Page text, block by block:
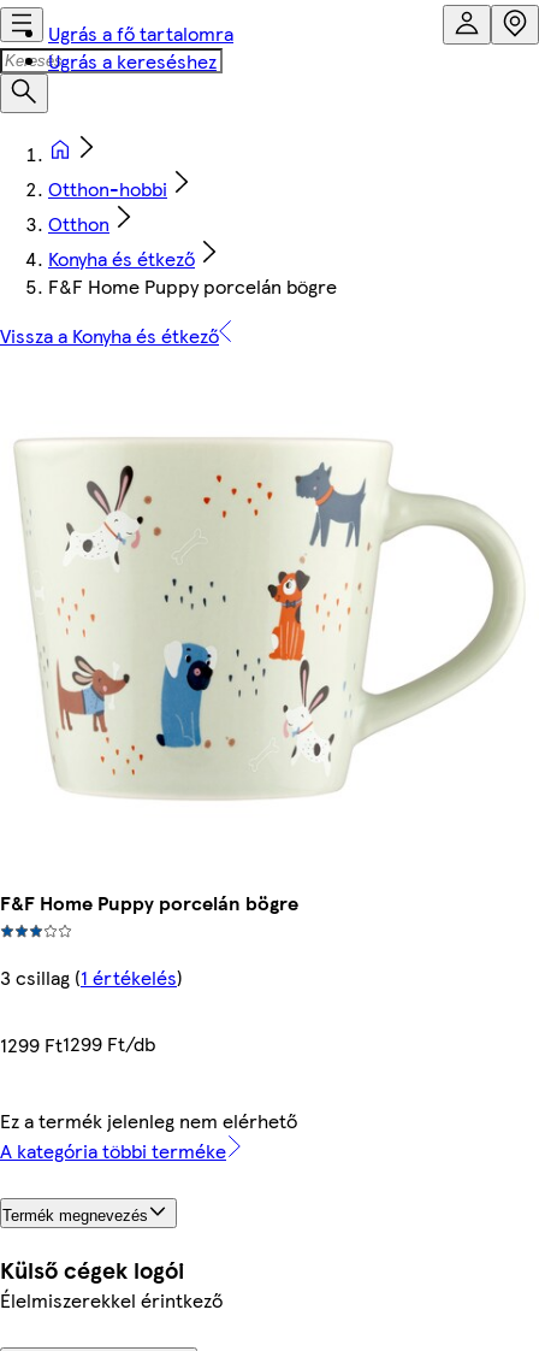
Ugrás a fő tartalomra
Ugrás a kereséshez
Otthon-hobbi
Otthon
Konyha és étkező
F&F Home Puppy porcelán bögre
Vissza a Konyha és étkező
F&F Home Puppy porcelán bögre
3 csillag (1 értékelés)
1299 Ft1299 Ft/db
Ez a termék jelenleg nem elérhető
A kategória többi terméke
Termék megnevezés
Külső cégek logói
Élelmiszerekkel érintkező